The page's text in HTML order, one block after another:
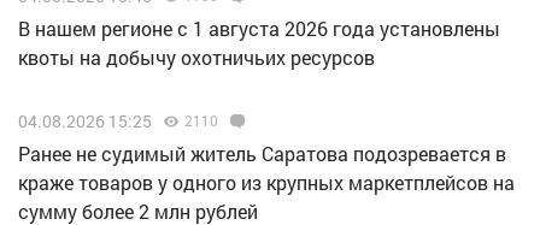
В нашем регионе с 1 августа 2026 года установлены
квоты на добычу охотничьих ресурсов
04.08.2026 15:25 2110
Ранее не судимый житель Саратова подозревается в
краже товаров у одного из крупных маркетплейсов на
сумму более 2 млн рублей